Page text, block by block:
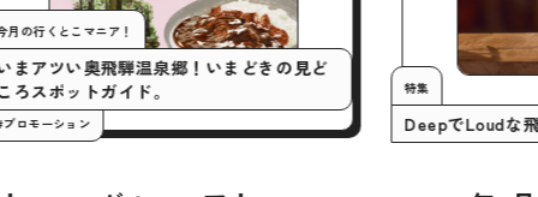
今月の行くとこマニア！
いまアツい奥飛騨温泉郷！いまどきの見ど
ころスポットガイド。
#プロモーション